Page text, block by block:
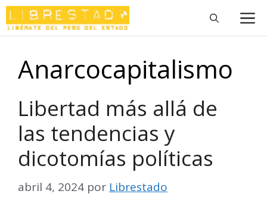
Saltar
al
contenido
Anarcocapitalismo
Libertad más allá de
las tendencias y
dicotomías políticas
abril 4, 2024 por Librestado